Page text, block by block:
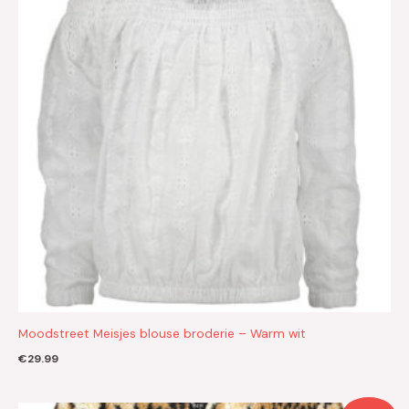
Moodstreet Meisjes blouse broderie – Warm wit
€29.99